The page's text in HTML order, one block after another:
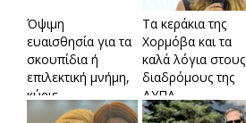
Όψιμη
ευαισθησία για τα
σκουπίδια ή
επιλεκτική μνήμη,
κύριε
Μπακογιάννη;
Τα κεράκια της
Χορμόβα και τα
καλά λόγια στους
διαδρόμους της
ΔΥΠΑ